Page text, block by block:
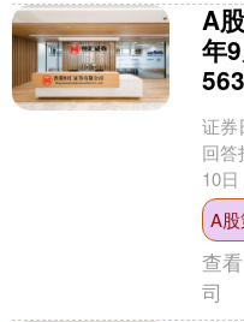
A
年
证券
回答
10
A
查看
司